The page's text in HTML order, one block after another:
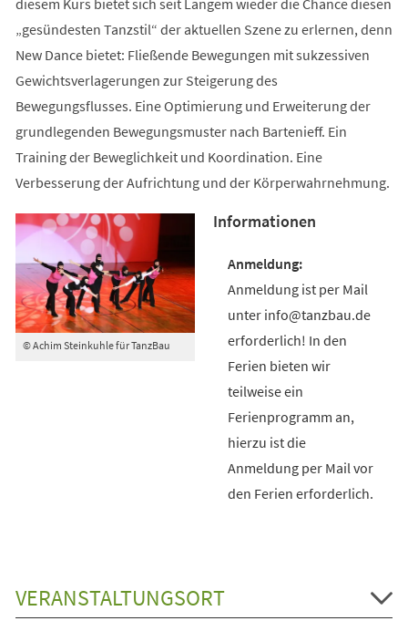
„gesündesten Tanzstil“ der aktuellen Szene zu erlernen, denn
New Dance bietet: Fließende Bewegungen mit sukzessiven
Gewichtsverlagerungen zur Steigerung des
Bewegungsflusses. Eine Optimierung und Erweiterung der
grundlegenden Bewegungsmuster nach Bartenieff. Ein
Training der Beweglichkeit und Koordination. Eine
Verbesserung der Aufrichtung und der Körperwahrnehmung.
© Achim Steinkuhle für TanzBau
Informationen
Anmeldung ist per Mail
unter info@tanzbau.de
erforderlich! In den
Ferien bieten wir
teilweise ein
Ferienprogramm an,
hierzu ist die
Anmeldung per Mail vor
den Ferien erforderlich.
VERANSTALTUNGSORT